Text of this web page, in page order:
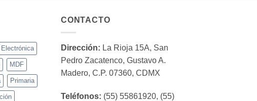
Electrónica
MDF
Primaria
CONTACTO
Dirección: La Rioja 15A, San
Pedro Zacatenco, Gustavo A.
Madero, C.P. 07360, CDMX
Teléfonos: (55) 55861920, (55)